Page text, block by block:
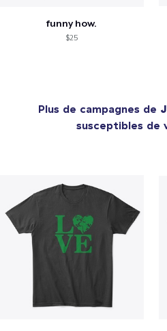
funny how.
$25
Plus de campagnes de
susceptibles de